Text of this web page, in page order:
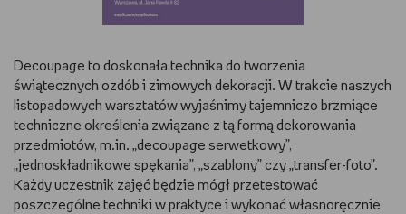
URZĄDZAM I DEKORUJĘ
RYSUJĘ
DIY
MAM ZWIERZĘTA
DBAM O URODĘ
Decoupage to doskonała technika do tworzenia
świątecznych ozdób i zimowych dekoracji. W trakcie naszych
listopadowych warsztatów wyjaśnimy tajemniczo brzmiące
techniczne określenia związane z tą formą dekorowania
przedmiotów, m.in. „decoupage serwetkowy”,
„jednoskładnikowe spękania”, „szablony” czy „transfer-foto”.
Każdy uczestnik zajęć będzie mógł przetestować
poszczególne techniki w praktyce i wykonać własnoręcznie